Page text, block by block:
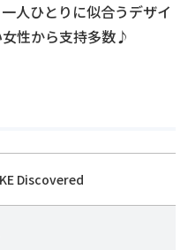
人ひとりに似合うデザイ
性から支持多数♪
Discovered